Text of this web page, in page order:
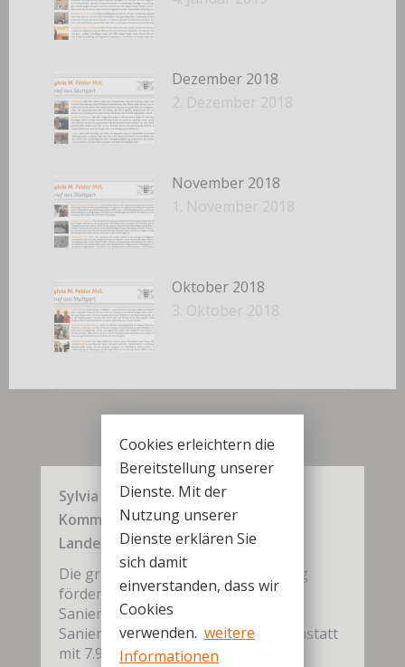
Dezember 2018
2. Dezember 2018
November 2018
1. November 2018
Oktober 2018
3. Oktober 2018
Sylvia Felder MdL: Mittel aus dem
Kommunalen Sanierungsfonds des
Landes für Schulen im Wahlkreis
Die grün-schwarze Landesregierung
fördert über den Kommunalen
Sanierungsfonds im Jahr 2019 zwölf
Sanierungsprojekte im Wahlkreis Rastatt
mit 7.986.000€.
Cookies erleichtern die
Bereitstellung unserer
Dienste. Mit der
Nutzung unserer
Dienste erklären Sie
sich damit
einverstanden, dass wir
Cookies
verwenden. weitere
Informationen